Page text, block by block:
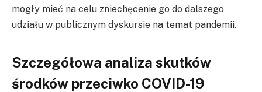
mogły mieć na celu zniechęcenie go do dalszego
udziału w publicznym dyskursie na temat pandemii.
Szczegółowa analiza skutków
środków przeciwko COVID-19